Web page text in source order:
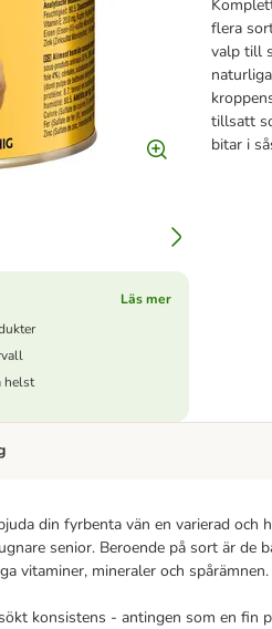
flera
valp till
tillsatt
bitar i
Läs mer
helst
din fyrbenta vän en varierad
senior. Beroende på sort är de
vitaminer, mineraler och spårämnen.
konsistens - antingen som en fin